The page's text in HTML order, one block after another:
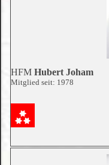
HFM Hubert Joham
Mitglied seit: 1978